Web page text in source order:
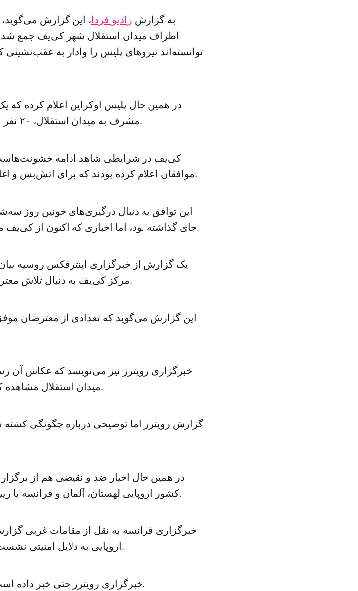
به گزارش رادیو فردا، این گزارش
اطراف میدان استقلال شهر کی‌یف جمع
توانسته‌اند نیروهای پلیس را وادار به
در همین حال پلیس اوکراین اعلام کرده که
مشرف به میدان استقلال، ۲۰ نفر از نیروهای پلیس را مجروح کرده است.
کی‌یف در شرایطی شاهد ادامه خشونت‌هاست
موافقان اعلام کرده بودند که برای آتش‌بس و آغاز گفت‌وگوهای مستقیم توافق کرده‌اند.
جای گذاشته بود، اما اخباری که اکنون از کی‌یف می‌رسد، حکایت از نقض توافقنامه دارد.
یک گزارش از خبرگزاری اینترفکس روسیه
مرکز کی‌یف به دنبال تلاش معترضان برای ورود به آن خالی شده است.
این گزارش می‌گوید که تعدادی از معترضان
میدان استقلال مشاهده کرده است که با ملافه پوشانده شده‌اند.
در همین حال اخبار ضد و نقیضی هم از
کشور اروپایی لهستان، آلمان و فرانسه با رییس جمهوری اوکراین به گوش می‌رسد.
خبرگزاری‌ فرانسه به نقل از مقامات غربی
اروپایی به دلایل امنیتی نشست خود با ویکتور یانوکویچ را لغو کرده‌اند.
خبرگزاری رویترز حتی خبر داده است که این وزرا اوکراین را ترک کرده‌اند.